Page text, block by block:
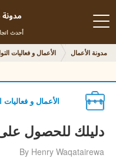
أحدث
مدونة الأعمال الأعمال و فعاليات
الأعمال و فعاليات
دليلك للحصول
By Henry Waqatairewa